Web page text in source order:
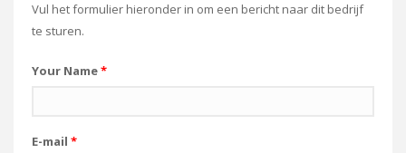
Vul het formulier hieronder in om een bericht naar dit bedrijf
te sturen.
Your Name*
E-mail *